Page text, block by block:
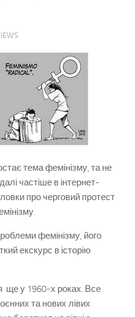
тема фемінізму, та не
частіше в інтернет-
про черговий протест
фемінізму, його
екскурс в історію
ще у 1960-х роках. Все
та нових лівих